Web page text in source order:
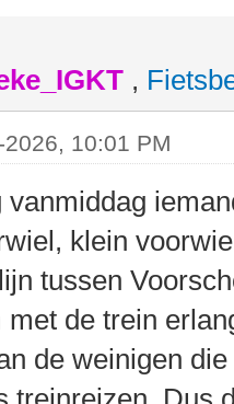
,
2026, 10:01 PM
vanmiddag
klein
tussen
met de trein
de weinigen